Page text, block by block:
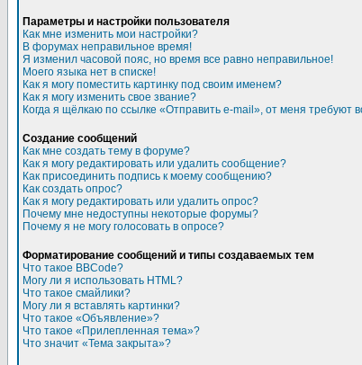
Параметры и настройки пользователя
Как мне изменить мои настройки?
В форумах неправильное время!
Я изменил часовой пояс, но время все равно неправильное!
Моего языка нет в списке!
Как я могу поместить картинку под своим именем?
Как я могу изменить свое звание?
Когда я щёлкаю по ссылке «Отправить e-mail», от меня требуют
Создание сообщений
Как мне создать тему в форуме?
Как я могу редактировать или удалить сообщение?
Как присоединить подпись к моему сообщению?
Как создать опрос?
Как я могу редактировать или удалить опрос?
Почему мне недоступны некоторые форумы?
Почему я не могу голосовать в опросе?
Форматирование сообщений и типы создаваемых тем
Что такое BBCode?
Могу ли я использовать HTML?
Что такое смайлики?
Могу ли я вставлять картинки?
Что такое «Объявление»?
Что такое «Прилепленная тема»?
Что значит «Тема закрыта»?